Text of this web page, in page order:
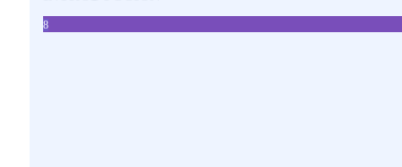
8